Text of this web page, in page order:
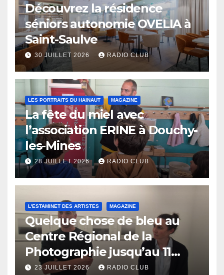
Découvrez la résidence
séniors autonomie OVELIA à
Saint-Saulve
30 JUILLET 2026 RADIO CLUB
LES PORTRAITS DU HAINAUT MAGAZINE
La fête du miel avec
l’association ERINE à Douchy-
les-Mines
28 JUILLET 2026 RADIO CLUB
L'ESTAMINET DES ARTISTES MAGAZINE
Quelque chose de bleu au
Centre Régional de la
Photographie jusqu’au 11
octobre
23 JUILLET 2026 RADIO CLUB